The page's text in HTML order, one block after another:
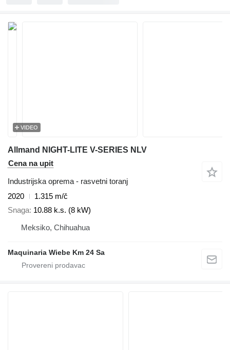
VIDEO
Allmand NIGHT-LITE V-SERIES NLV
Cena na upit
Industrijska oprema - rasvetni toranj
2020
1.315 m/č
Snaga 10.88 k.s. (8 kW)
Meksiko, Chihuahua
Maquinaria Wiebe Km 24 Sa